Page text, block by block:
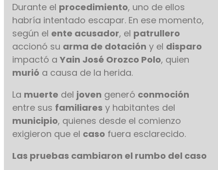
Durante el procedimiento, uno de ellos
habría intentado escapar. En ese momento,
según el ente acusador, el patrullero
accionó su arma de dotación y el disparo
impactó aYain José Orozco Polo, quien
murió a causa de la herida.
La muerte del joven generó conmoción
entre sus familiares y habitantes del
municipio, quienes desde el comienzo
exigieron que el caso fuera esclarecido.
Las pruebas cambiaron el rumbo del caso